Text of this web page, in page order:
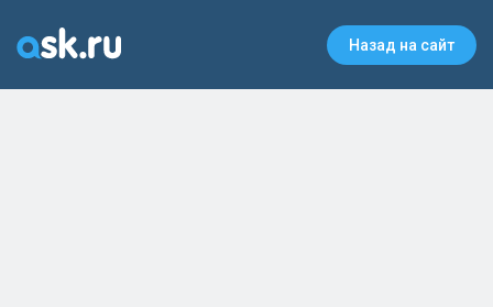
Назад на сайт